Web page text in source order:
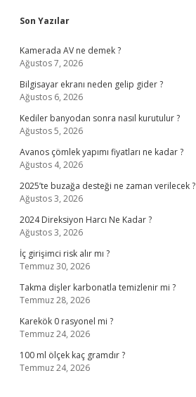
Sidebar
Son Yazılar
Kamerada AV ne demek ?
Ağustos 7, 2026
Bilgisayar ekranı neden gelip gider ?
Ağustos 6, 2026
Kediler banyodan sonra nasıl kurutulur ?
Ağustos 5, 2026
Avanos çömlek yapımı fiyatları ne kadar ?
Ağustos 4, 2026
2025’te buzağa desteği ne zaman verilecek ?
Ağustos 3, 2026
2024 Direksiyon Harcı Ne Kadar ?
Ağustos 3, 2026
İç girişimci risk alır mı ?
Temmuz 30, 2026
Takma dişler karbonatla temizlenir mi ?
Temmuz 28, 2026
Karekök 0 rasyonel mi ?
Temmuz 24, 2026
100 ml ölçek kaç gramdır ?
Temmuz 24, 2026